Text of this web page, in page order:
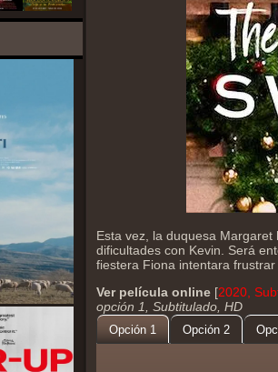
Esta vez, la duquesa
dificultades con Kevin. Será
fiestera Fiona intentara
Ver película online [2020,
opción 1, Subtitulado, HD
Opción 1 Opción 2